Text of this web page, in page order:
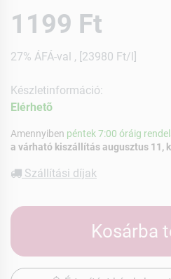
1199 Ft
27% ÁFÁ-val , [23980 Ft/l]
Készletinformáció:
Elérhetõ
Amennyiben péntek 7:00 óráig
a várható kiszállítás augusztus 11,
Szállítási díjak
Kosárba